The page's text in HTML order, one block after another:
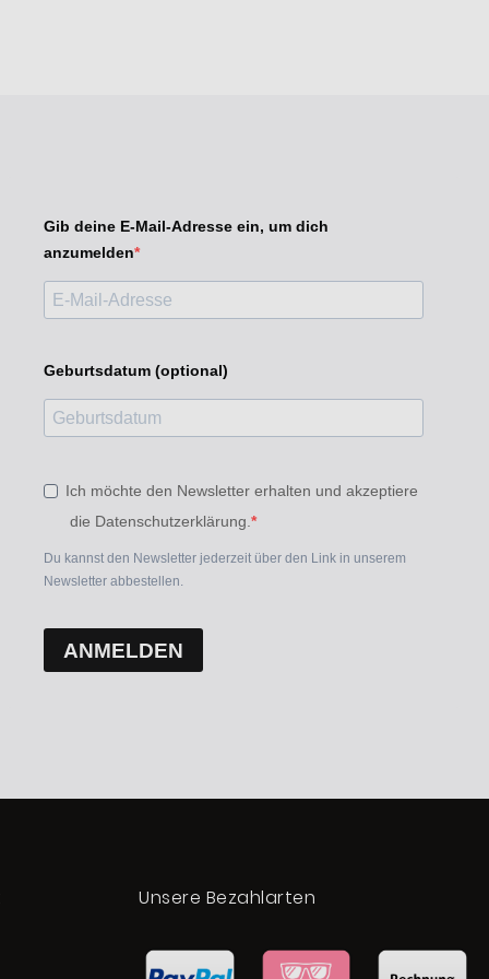
Gib deine E-Mail-Adresse ein, um dich
anzumelden
Geburtsdatum (optional)
Ich möchte den Newsletter erhalten und akzeptiere
die Datenschutzerklärung.
Du kannst den Newsletter jederzeit über den Link in unserem
Newsletter abbestellen.
ANMELDEN
Unsere Bezahlarten